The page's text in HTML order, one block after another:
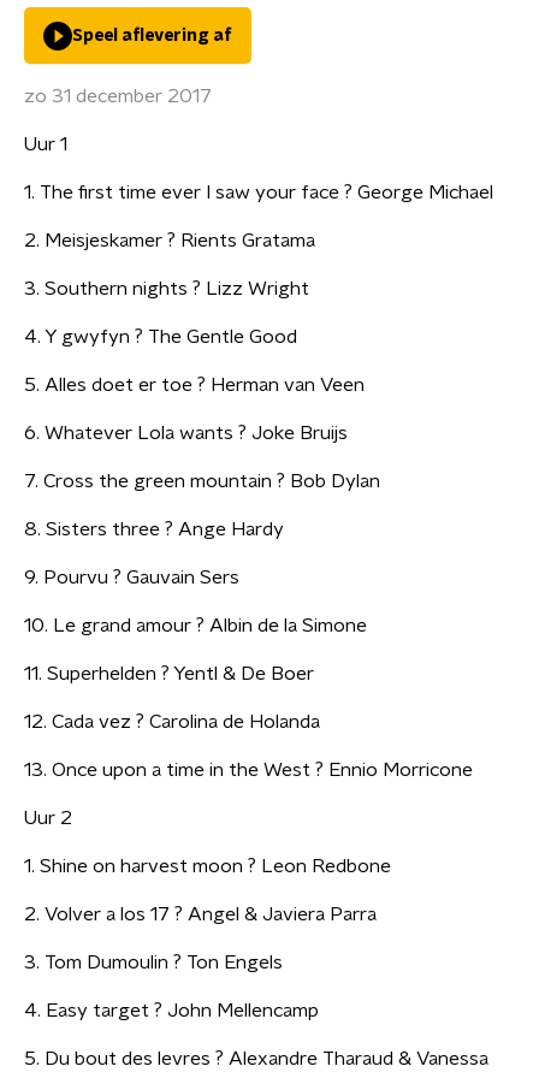
Speel aflevering af
zo 31 december 2017
Uur 1
1. The first time ever I saw your face ? George Michael
2. Meisjeskamer ? Rients Gratama
3. Southern nights ? Lizz Wright
4. Y gwyfyn ? The Gentle Good
5. Alles doet er toe ? Herman van Veen
6. Whatever Lola wants ? Joke Bruijs
7. Cross the green mountain ? Bob Dylan
8. Sisters three ? Ange Hardy
9. Pourvu ? Gauvain Sers
10. Le grand amour ? Albin de la Simone
11. Superhelden ? Yentl & De Boer
12. Cada vez ? Carolina de Holanda
13. Once upon a time in the West ? Ennio Morricone
Uur 2
1. Shine on harvest moon ? Leon Redbone
2. Volver a los 17 ? Angel & Javiera Parra
3. Tom Dumoulin ? Ton Engels
4. Easy target ? John Mellencamp
5. Du bout des levres ? Alexandre Tharaud & Vanessa